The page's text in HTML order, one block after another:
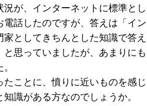
が、インターネットに標準とし
話したのですが、答えは「イン
としてきちんとした知識で答え
思っていましたが、あまりにも
ことに、憤りに近いものを感じ
識がある方なのでしょうか。